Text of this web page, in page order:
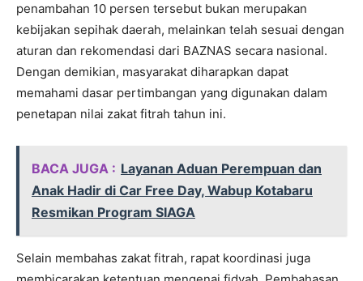
penambahan 10 persen tersebut bukan merupakan
kebijakan sepihak daerah, melainkan telah sesuai dengan
aturan dan rekomendasi dari BAZNAS secara nasional.
Dengan demikian, masyarakat diharapkan dapat
memahami dasar pertimbangan yang digunakan dalam
penetapan nilai zakat fitrah tahun ini.
BACA JUGA : Layanan Aduan Perempuan dan
Anak Hadir di Car Free Day, Wabup Kotabaru
Resmikan Program SIAGA
Selain membahas zakat fitrah, rapat koordinasi juga